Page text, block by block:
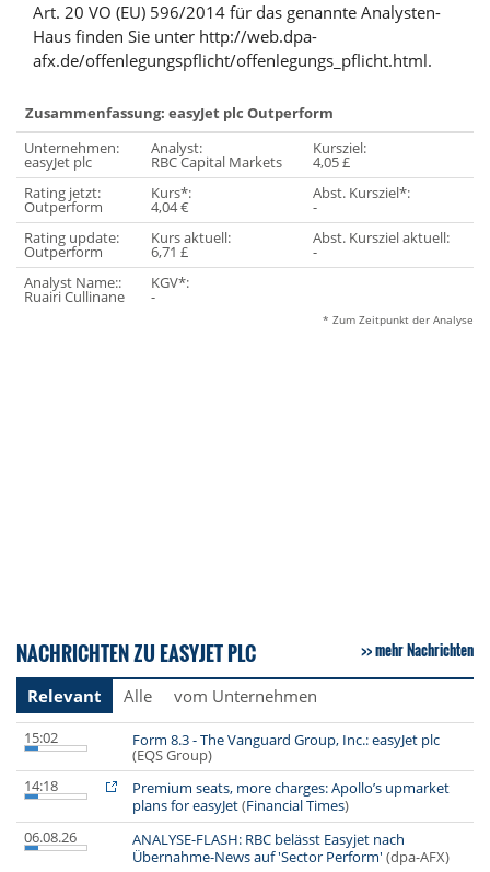
Art. 20 VO (EU) 596/2014 für das genannte Analysten-
Haus finden Sie unter http://web.dpa-
afx.de/offenlegungspflicht/offenlegungs_pflicht.html.
Zusammenfassung: easyJet plc Outperform
Unternehmen:
easyJet plc
Analyst:
RBC Capital Markets
Kursziel:
4,05 £
Rating jetzt:
Outperform
Kurs*:
4,04 €
Abst. Kursziel*:
-
Rating update:
Outperform
Kurs aktuell:
6,71 £
Abst. Kursziel aktuell:
-
Analyst Name::
Ruairi Cullinane
KGV*:
-
* Zum Zeitpunkt der Analyse
NACHRICHTEN ZU EASYJET PLC mehr Nachrichten
Relevant Alle vom Unternehmen
15:02 Form 8.3 - The Vanguard Group, Inc.: easyJet plc
(EQS Group)
14:18
Premium seats, more charges: Apollo’s upmarket
plans for easyJet(Financial Times)
06.08.26
ANALYSE-FLASH: RBC belässt Easyjet nach
Übernahme-News auf 'Sector Perform' (dpa-AFX)